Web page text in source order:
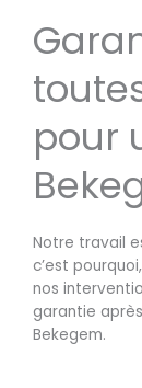
pour
Notre travail
c’est
nos
garantie
Bekegem.